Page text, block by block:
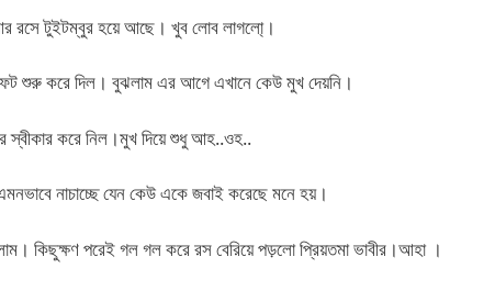
রসে টুইটম্বুর হয়ে আছে। খুব লোব লাগলো্।
শুরু করে দিল। বুঝলাম এর আগে এখানে কেউ মুখ দেয়নি।
স্বীকার করে নিল।মুখ দিয়ে শুধু আহ..ওহ..
নাচাচ্ছে যেন কেউ একে জবাই করেছে মনে হয়।
কিছুক্ষণ পরেই গল গল করে রস বেরিয়ে পড়লো প্রিয়তমা ভাবীর।আহা ।